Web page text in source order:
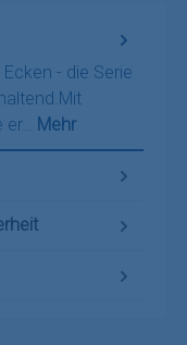
- die Serie
Mehr